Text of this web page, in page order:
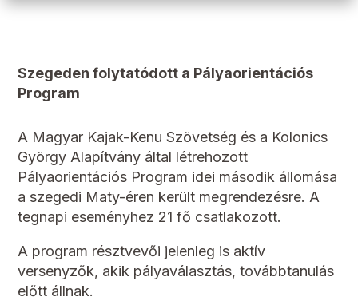
Szegeden folytatódott a Pályaorientációs
Program
A Magyar Kajak-Kenu Szövetség és a Kolonics
György Alapítvány által létrehozott
Pályaorientációs Program idei második állomása
a szegedi Maty-éren került megrendezésre. A
tegnapi eseményhez 21 fő csatlakozott.
A program résztvevői jelenleg is aktív
versenyzők, akik pályaválasztás, továbbtanulás
előtt állnak.